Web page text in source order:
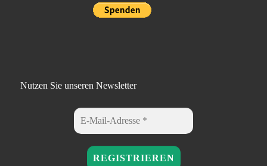
Nutzen Sie unseren Newsletter